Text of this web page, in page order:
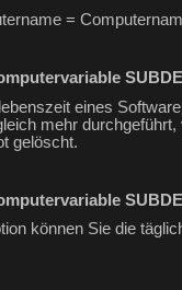
=
eines
mehr
gelöscht.
können Sie die